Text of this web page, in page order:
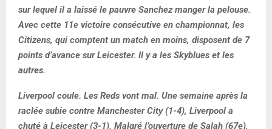
sur lequel il a laissé le pauvre Sanchez manger la pelouse.
Avec cette 11e victoire consécutive en championnat, les
Citizens, qui comptent un match en moins, disposent de 7
points d’avance sur Leicester. Il y a les Skyblues et les
autres.
Liverpool coule. Les Reds vont mal. Une semaine après la
raclée subie contre Manchester City (1-4), Liverpool a
chuté à Leicester (3-1). Malgré l’ouverture de Salah (67e),